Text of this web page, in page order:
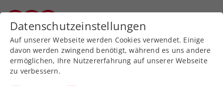
Zurück zur Newsübersicht
Turniere
Datenschutzeinstellungen
Auf unserer Webseite werden Cookies verwendet. Einige
davon werden zwingend benötigt, während es uns andere
ermöglichen, Ihre Nutzererfahrung auf unserer Webseite
zu verbessern.